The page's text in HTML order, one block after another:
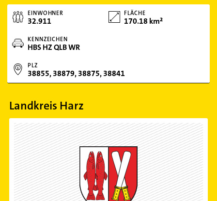
EINWOHNER
32.911
FLÄCHE
170.18 km²
KENNZEICHEN
HBS HZ QLB WR
PLZ
38855, 38879, 38875, 38841
Landkreis Harz